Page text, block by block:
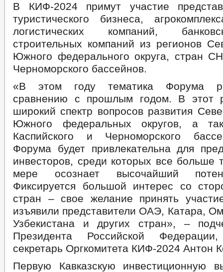
В КИФ-2024 примут участие
туристического бизнеса,
логистических компаний,
строительных компаний из регионов
Южного федерального округа, стран
Черноморского бассейнов.
«В этом году тематика Форума
сравнению с прошлым годом. В этот
широкий спектр вопросов развития
Южного федеральных округов, а
Каспийского и Черноморского
Форума будет привлекательна для
инвесторов, среди которых все больше
мере осознает высочайший
Фиксируется большой интерес со
стран – свое желание принять
изъявили представители ОАЭ, Катара,
Узбекистана и других стран», –
Президента Российской Федерации,
секретарь Оргкомитета КИФ-2024 Антон
Первую Кавказскую инвестиционную